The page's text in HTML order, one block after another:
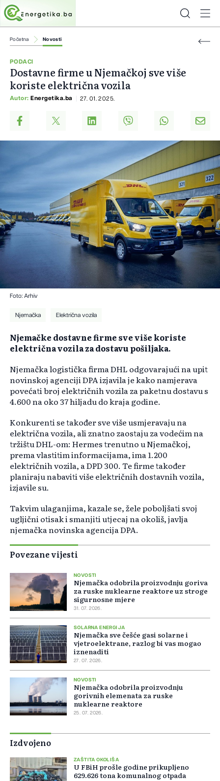
Početna Novosti
PODACI
Dostavne firme u Njemačkoj sve više
koriste električna vozila
Autor: Energetika.ba 27. 01. 2025.
Foto: Arhiv
Njemačka Električna vozila
Njemačke dostavne firme sve više koriste
električna vozila za dostavu pošiljaka.
Njemačka logistička firma DHL odgovarajući na upit
novinskoj agenciji DPA izjavila je kako namjerava
povećati broj električnih vozila za paketnu dostavu s
4.600 na oko 37 hiljadu do kraja godine.
Konkurenti se također sve više usmjeravaju na
električna vozila, ali znatno zaostaju za vodećim na
tržištu DHL-om: Hermes trenutno u Njemačkoj,
prema vlastitim informacijama, ima 1.200
električnih vozila, a DPD 300. Te firme također
planiraju nabaviti više električnih dostavnih vozila,
izjavile su.
Takvim ulaganjima, kazale se, žele poboljšati svoj
ugljični otisak i smanjiti utjecaj na okoliš, javlja
njemačka novinska agencija DPA.
Povezane vijesti
NOVOSTI
Njemačka odobrila proizvodnju goriva
za ruske nuklearne reaktore uz stroge
sigurnosne mjere
31. 07. 2026.
SOLARNA ENERGIJA
Njemačka sve češće gasi solarne i
vjetroelektrane, razlog bi vas mogao
iznenaditi
27. 07. 2026.
NOVOSTI
Njemačka odobrila proizvodnju
gorivnih elemenata za ruske
nuklearne reaktore
25. 07. 2026.
Izdvojeno
ZAŠTITA OKOLIŠA
U FBiH prošle godine prikupljeno
629.626 tona komunalnog otpada